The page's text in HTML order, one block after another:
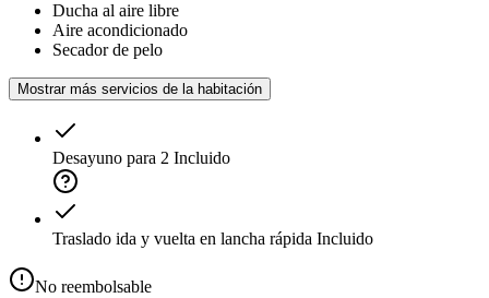
Ducha al aire libre
Aire acondicionado
Secador de pelo
Mostrar más servicios de la habitación
Desayuno para 2 Incluido
Traslado ida y vuelta en lancha rápida Incluido
No reembolsable